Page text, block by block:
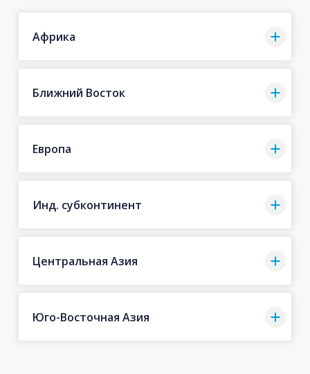
Африка
Ближний Восток
Европа
Инд. субконтинент
Центральная Азия
Юго-Восточная Азия